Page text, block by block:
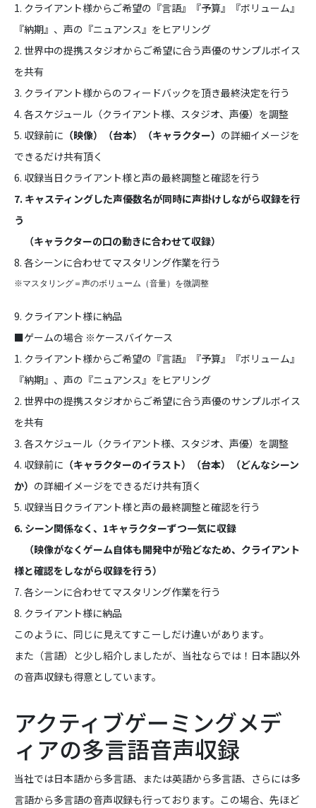
1. クライアント様からご希望の『言語』『予算』『ボリューム』
『納期』、声の『ニュアンス』をヒアリング
2. 世界中の提携スタジオからご希望に合う声優のサンプルボイス
を共有
3. クライアント様からのフィードバックを頂き最終決定を行う
4. 各スケジュール（クライアント様、スタジオ、声優）を調整
5. 収録前に （映像）（台本）（キャラクター） の詳細イメージを
できるだけ共有頂く
6. 収録当日クライアント様と声の最終調整と確認を行う
7. キャスティングした声優数名が同時に声掛けしながら収録を行
う
（キャラクターの口の動きに合わせて収録）
8. 各シーンに合わせてマスタリング作業を行う
※マスタリング＝声のボリューム（音量）を微調整
9. クライアント様に納品
■ゲームの場合 ※ケースバイケース
1. クライアント様からご希望の『言語』『予算』『ボリューム』
『納期』、声の『ニュアンス』をヒアリング
2. 世界中の提携スタジオからご希望に合う声優のサンプルボイス
を共有
3. 各スケジュール（クライアント様、スタジオ、声優）を調整
4. 収録前に （キャラクターのイラスト）（台本）（どんなシーン
か） の詳細イメージをできるだけ共有頂く
5. 収録当日クライアント様と声の最終調整と確認を行う
6. シーン関係なく、1キャラクターずつ一気に収録
（映像がなくゲーム自体も開発中が殆どなため、クライアント
様と確認をしながら収録を行う）
7. 各シーンに合わせてマスタリング作業を行う
8. クライアント様に納品
このように、同じに見えてすこーしだけ違いがあります。
また（言語）と少し紹介しましたが、当社ならでは！日本語以外
の音声収録も得意としています。
アクティブゲーミングメデ
ィアの多言語音声収録
当社では日本語から多言語、または英語から多言語、さらには多
言語から多言語の音声収録も行っております。この場合、先ほど